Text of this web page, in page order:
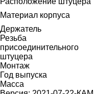
Материал корпуса
Держатель
Резьба
присоединительного
штуцера
Монтаж
Год выпуска
Масса